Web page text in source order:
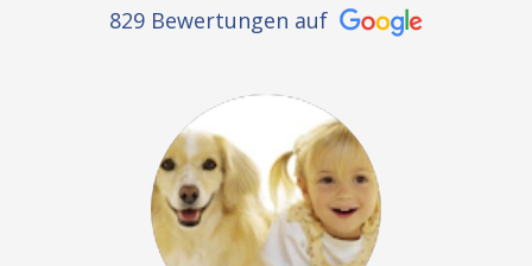
829 Bewertungen auf